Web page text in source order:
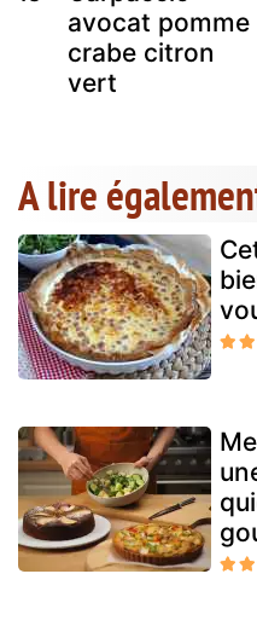
avocat pomme
crabe citron
vert
A lire